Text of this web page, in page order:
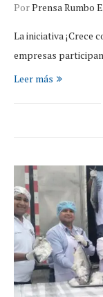
PorPrensa Rumbo
La iniciativa ¡Crece
empresas
Leer más